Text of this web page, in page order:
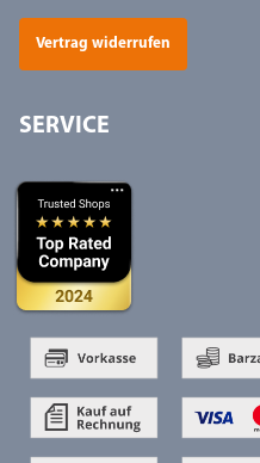
Vertrag widerrufen
SERVICE